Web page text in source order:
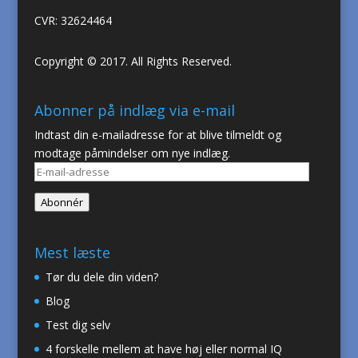
CVR: 32624464
Copyright © 2017. All Rights Reserved.
Abonner på indlæg via e-mail
Indtast din e-mailadresse for at blive tilmeldt og
modtage påmindelser om nye indlæg.
E-
mail-
adresse
Abonnér
Mest læste
Tør du dele din viden?
Blog
Test dig selv
4 forskelle mellem at have høj eller normal IQ